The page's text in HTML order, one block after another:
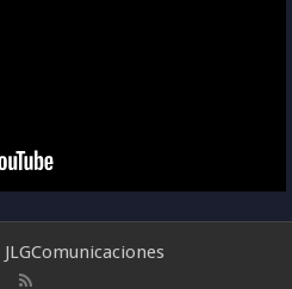
JLGComunicaciones